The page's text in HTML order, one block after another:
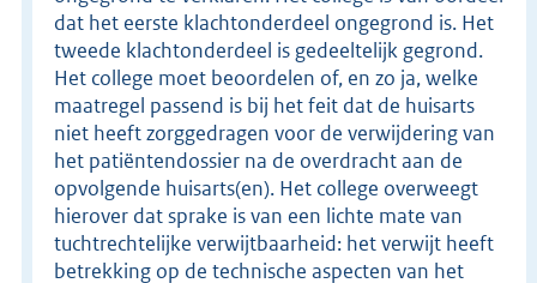
dat het eerste klachtonderdeel ongegrond is. Het
tweede klachtonderdeel is gedeeltelijk gegrond.
Het college moet beoordelen of, en zo ja, welke
maatregel passend is bij het feit dat de huisarts
niet heeft zorggedragen voor de verwijdering van
het patiëntendossier na de overdracht aan de
opvolgende huisarts(en). Het college overweegt
hierover dat sprake is van een lichte mate van
tuchtrechtelijke verwijtbaarheid: het verwijt heeft
betrekking op de technische aspecten van het